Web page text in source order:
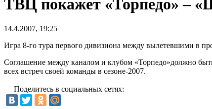
ТВЦ покажет «Торпедо» –
14.4.2007, 19:25
Игра 8-го тура первого дивизиона между вылетевшими в
Соглашение между каналом и клубом «Торпедо»должно
всех встреч своей команды в сезоне-2007.
Поделитесь в социальных сетях: